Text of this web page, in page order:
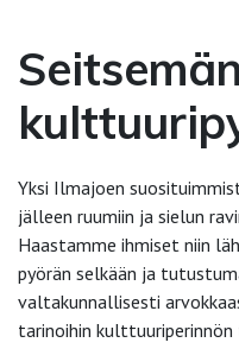
Yksi Ilmajoen
jälleen ruumiin ja sielun
Haastamme ihmiset niin
pyörän selkään ja
valtakunnallisesti
tarinoihin kulttuuriperinnön